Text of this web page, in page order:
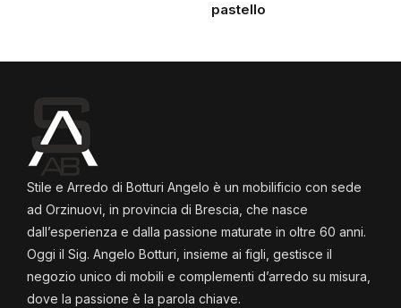
pastello
Stile e Arredo di Botturi Angelo è un mobilificio con sede
ad Orzinuovi, in provincia di Brescia, che nasce
dall’esperienza e dalla passione maturate in oltre 60 anni.
Oggi il Sig. Angelo Botturi, insieme ai figli, gestisce il
negozio unico di mobili e complementi d’arredo su misura,
dove la passione è la parola chiave.